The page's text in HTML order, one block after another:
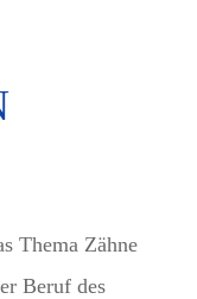
Thema Zähne
Beruf des